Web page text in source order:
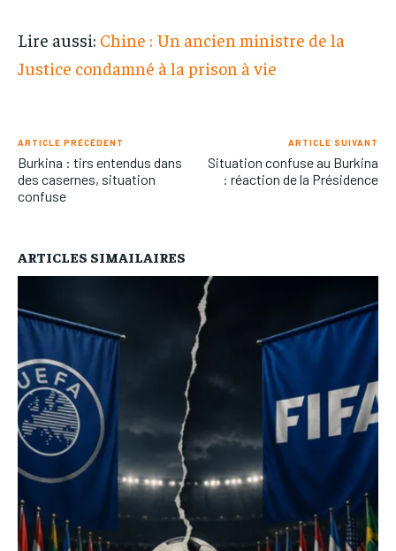
Lire aussi: Chine : Un ancien ministre de la
Justice condamné à la prison à vie
ARTICLE PRÉCÉDENT
Burkina : tirs entendus dans
des casernes, situation
confuse
ARTICLE SUIVANT
Situation confuse au Burkina
: réaction de la Présidence
ARTICLES SIMAILAIRES